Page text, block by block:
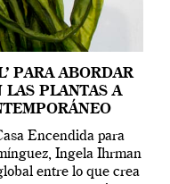
PARA ABORDAR
LAS PLANTAS A
Encendida para
Ingela Ihrman
entre lo que crea